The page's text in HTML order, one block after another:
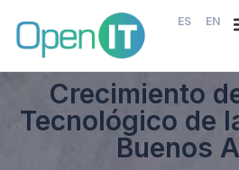
ES EN
Crecimiento
Tecnológico de
Buenos